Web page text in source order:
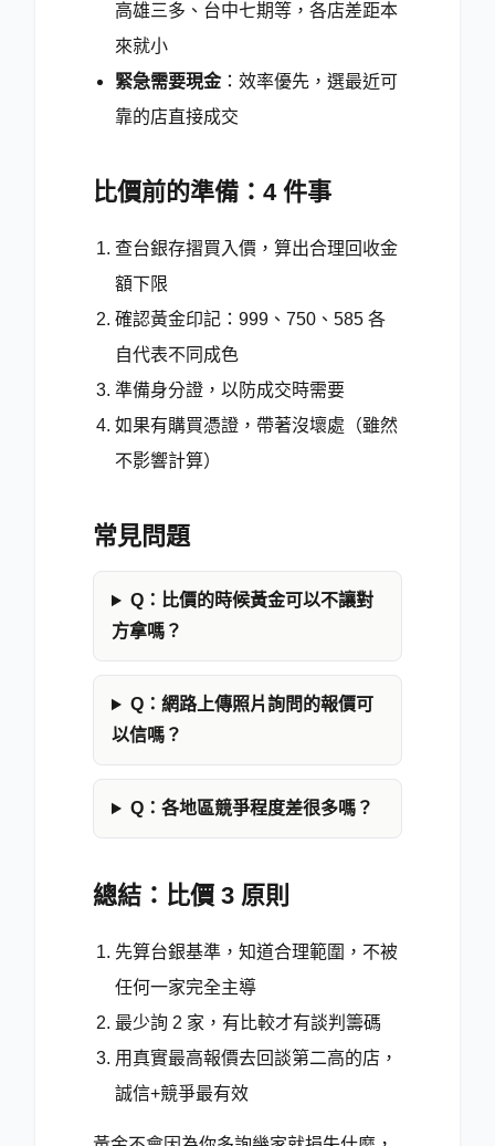
高雄三多、台中七期等，各店差距本
來就小
緊急需要現金：效率優先，選最近可
靠的店直接成交
比價前的準備：4 件事
查台銀存摺買入價，算出合理回收金
額下限
確認黃金印記：999、750、585 各
自代表不同成色
準備身分證，以防成交時需要
如果有購買憑證，帶著沒壞處（雖然
不影響計算）
常見問題
Q：比價的時候黃金可以不讓對
方拿嗎？
Q：網路上傳照片詢問的報價可
以信嗎？
Q：各地區競爭程度差很多嗎？
總結：比價 3 原則
先算台銀基準，知道合理範圍，不被
任何一家完全主導
最少詢 2 家，有比較才有談判籌碼
用真實最高報價去回談第二高的店，
誠信+競爭最有效